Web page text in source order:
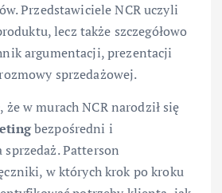
Przedstawiciele NCR uczyli
lecz także szczegółowo
argumentacji, prezentacji
sprzedażowej.
w murach NCR narodził się
bezpośredni i
Patterson
w których krok po kroku